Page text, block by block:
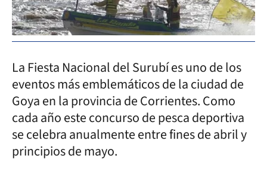
La Fiesta Nacional del Surubí es uno de los
eventos más emblemáticos de la ciudad de
Goya en la provincia de Corrientes. Como
cada año este concurso de pesca deportiva
se celebra anualmente entre fines de abril y
principios de mayo.